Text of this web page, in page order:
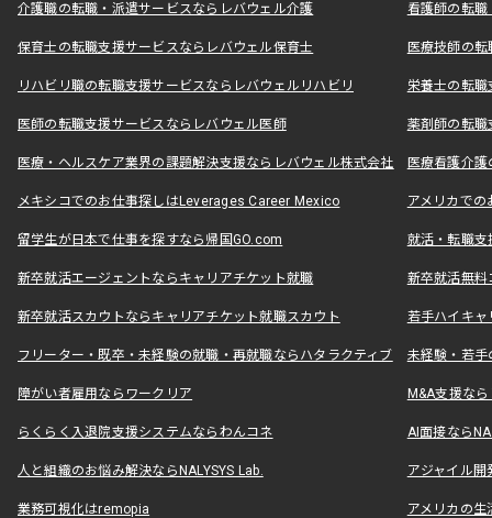
介護職の転職・派遣サービスならレバウェル介護 看護師の転
保育士の転職支援サービスならレバウェル保育士 医療技師の
リハビリ職の転職支援サービスならレバウェルリハビリ 栄養士の転
医師の転職支援サービスならレバウェル医師 薬剤師の転
医療・ヘルスケア業界の課題解決支援ならレバウェル株式会社 医療看護介
メキシコでのお仕事探しはLeverages Career Mexico アメリカで
留学生が日本で仕事を探すなら帰国GO.com 就活・転職
新卒就活エージェントならキャリアチケット就職 新卒就活無料
新卒就活スカウトならキャリアチケット就職スカウト 若手ハイキ
フリーター・既卒・未経験の就職・再就職ならハタラクティブ 未経験・若手
障がい者雇用ならワークリア M&A支援な
らくらく入退院支援システムならわんコネ AI面接なら
人と組織のお悩み解決ならNALYSYS Lab. アジャイル
業務可視化はremopia アメリカの